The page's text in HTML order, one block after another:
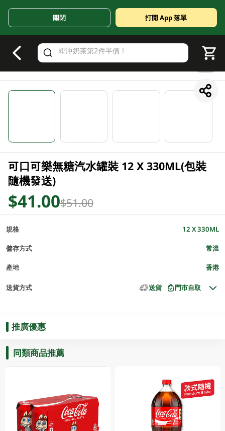
Valid Until 30 June 2026
關閉 打開 App 落單
可口可樂無糖汽水罐裝 12 X 330ML(包裝
隨機發送)
$41.00$51.00
規格 12 X 330ML
儲存方式 常溫
產地 香港
送貨方式 送貨 門市自取
推廣優惠
同類商品推薦